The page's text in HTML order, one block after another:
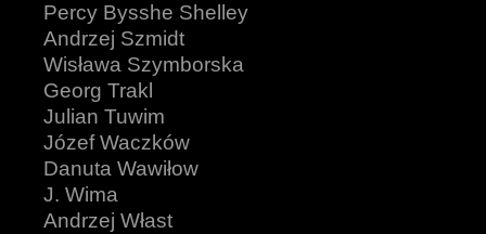
Percy Bysshe Shelley
Andrzej Szmidt
Wisława Szymborska
Georg Trakl
Julian Tuwim
Józef Waczków
Danuta Wawiłow
J. Wima
Andrzej Włast